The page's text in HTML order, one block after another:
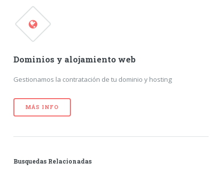
Dominios y alojamiento web
Gestionamos la contratación de tu dominio y hosting
MÁS INFO
Busquedas Relacionadas